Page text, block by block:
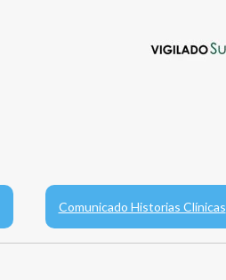
Comunicado Historias Clínicas